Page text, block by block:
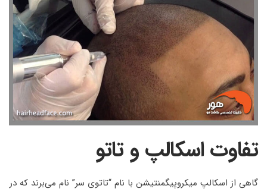
تفاوت اسکالپ و تاتو
گاهی از اسکالپ میکروپیگمنتیشن با نام “تاتوی سر” نام می‌برند که در